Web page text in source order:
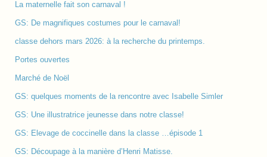
La maternelle fait son carnaval !
GS: De magnifiques costumes pour le carnaval!
classe dehors mars 2026: à la recherche du printemps.
Portes ouvertes
Marché de Noël
GS: quelques moments de la rencontre avec Isabelle Simler
GS: Une illustratrice jeunesse dans notre classe!
GS: Elevage de coccinelle dans la classe …épisode 1
GS: Découpage à la manière d’Henri Matisse.